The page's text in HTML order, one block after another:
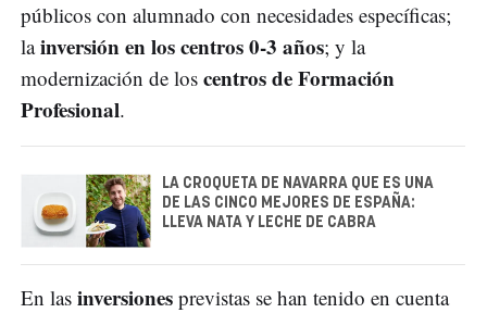
públicos con alumnado con necesidades específicas;
lainversión en los centros 0-3 años; y la
modernización de los centros de Formación
Profesional.
LA CROQUETA DE NAVARRA QUE ES UNA
DE LAS CINCO MEJORES DE ESPAÑA:
LLEVA NATA Y LECHE DE CABRA
En las inversiones previstas se han tenido en cuenta